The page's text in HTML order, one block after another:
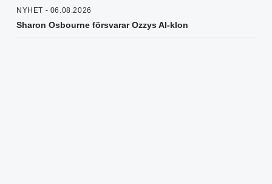
NYHET - 06.08.2026
Sharon Osbourne försvarar Ozzys AI-klon